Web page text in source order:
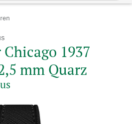
1937
mm Quarz